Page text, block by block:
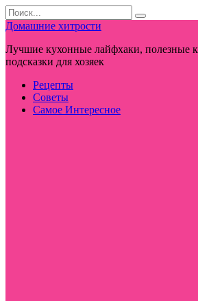
Перейти
к
контенту
Search
for:
Домашние хитрости
Лучшие кухонные лайфхаки, полезные
подсказки для хозяек
Рецепты
Советы
Самое Интересное